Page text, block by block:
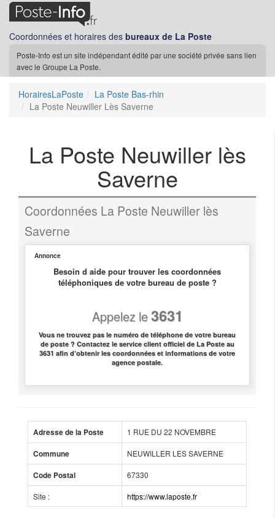
Coordonnées et horaires des bureaux de La Poste
Poste-Info est un site indépendant édité par une société privée sans lien
avec le Groupe La Poste.
HorairesLaPoste
La Poste Bas-rhin
La Poste Neuwiller Lès Saverne
La Poste Neuwiller lès
Saverne
Coordonnées La Poste Neuwiller lès
Saverne
Annonce
Besoin d aide pour trouver les coordonnées
téléphoniques de votre bureau de poste ?
Appelez le3631
Vous ne trouvez pas le numéro de téléphone de votre bureau
de poste ? Contactez le service client officiel de La Poste au
3631 afin d’obtenir les coordonnées et informations de votre
agence postale.
Adresse de la Poste 1 RUE DU 22 NOVEMBRE
Commune NEUWILLER LES SAVERNE
Code Postal 67330
Site : https://www.laposte.fr